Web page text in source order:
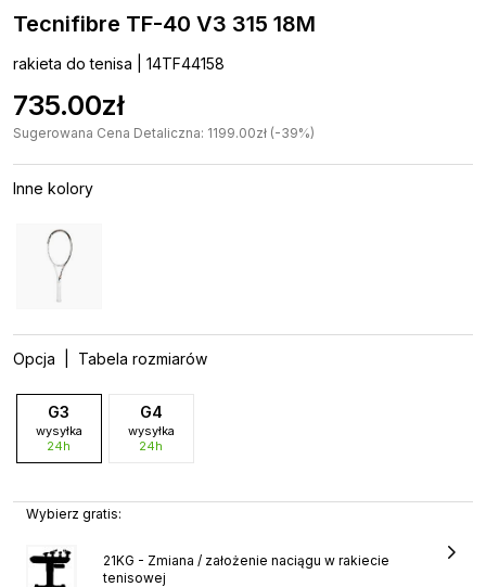
Tecnifibre TF-40 V3 315 18M
rakieta do tenisa | 14TF44158
735.00zł
Sugerowana Cena Detaliczna: 1199.00zł (-39%)
Inne kolory
Opcja | Tabela rozmiarów
G3
wysyłka
24h
G4
wysyłka
24h
Wybierz gratis:
21KG - Zmiana / założenie naciągu w rakiecie
tenisowej